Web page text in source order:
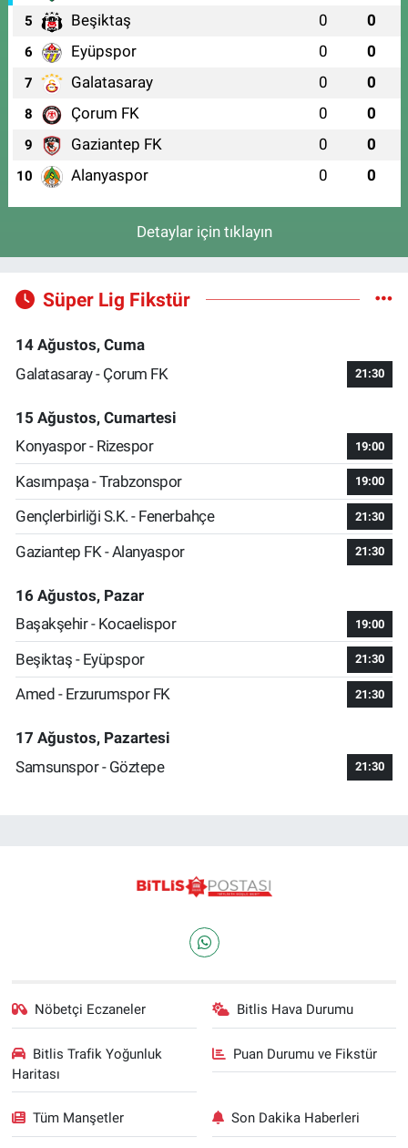
5 Beşiktaş 0 0
6 Eyüpspor 0 0
7 Galatasaray 0 0
8 Çorum FK 0 0
9 Gaziantep FK 0 0
10 Alanyaspor 0 0
Detaylar için tıklayın
Süper Lig Fikstür
14 Ağustos, Cuma
Galatasaray - Çorum FK
21:30
15 Ağustos, Cumartesi
Konyaspor - Rizespor
19:00
Kasımpaşa - Trabzonspor 19:00
Gençlerbirliği S.K. - Fenerbahçe 21:30
Gaziantep FK - Alanyaspor 21:30
16 Ağustos, Pazar
Başakşehir - Kocaelispor
19:00
Beşiktaş - Eyüpspor 21:30
Amed - Erzurumspor FK 21:30
17 Ağustos, Pazartesi
Samsunspor - Göztepe
21:30
Nöbetçi Eczaneler Bitlis Hava Durumu
Bitlis Trafik Yoğunluk
Haritası
Puan Durumu ve Fikstür
Tüm Manşetler Son Dakika Haberleri